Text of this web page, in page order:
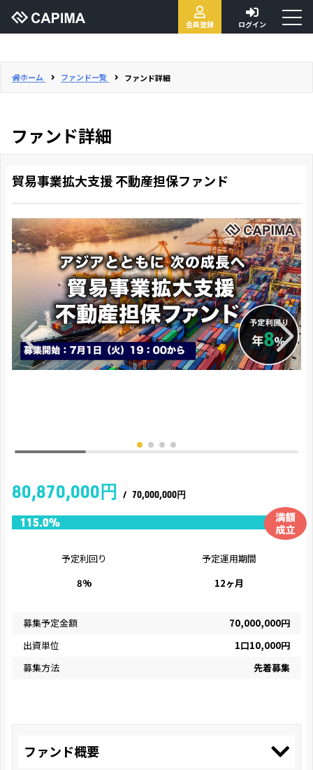
会員登録 ログイン
ホーム ファンド一覧 ファンド詳細
ファンド詳細
貿易事業拡大支援 不動産担保ファンド
80,870,000円 / 70,000,000円
予定利回り
8%
予定運用期間
12ヶ月
募集予定金額
70,000,000円
出資単位
1口10,000円
募集方法
先着募集
ファンド概要